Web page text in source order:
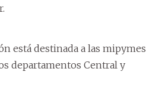
está destinada a las mipymes
departamentos Central y